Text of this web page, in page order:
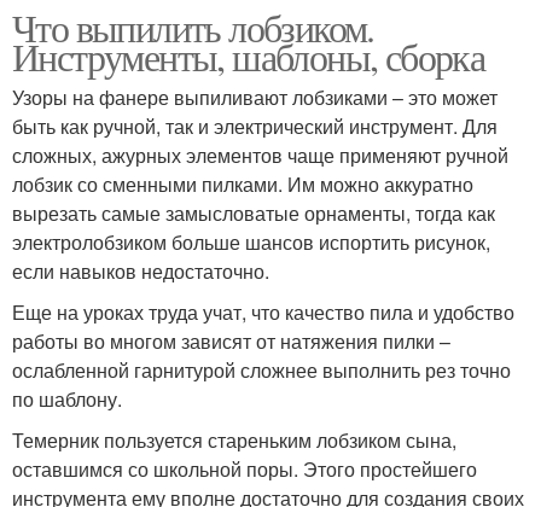
Что выпилить лобзиком.
Инструменты, шаблоны, сборка
Узоры на фанере выпиливают лобзиками – это может
быть как ручной, так и электрический инструмент. Для
сложных, ажурных элементов чаще применяют ручной
лобзик со сменными пилками. Им можно аккуратно
вырезать самые замысловатые орнаменты, тогда как
электролобзиком больше шансов испортить рисунок,
если навыков недостаточно.
Еще на уроках труда учат, что качество пила и удобство
работы во многом зависят от натяжения пилки –
ослабленной гарнитурой сложнее выполнить рез точно
по шаблону.
Темерник пользуется стареньким лобзиком сына,
оставшимся со школьной поры. Этого простейшего
инструмента ему вполне достаточно для создания своих